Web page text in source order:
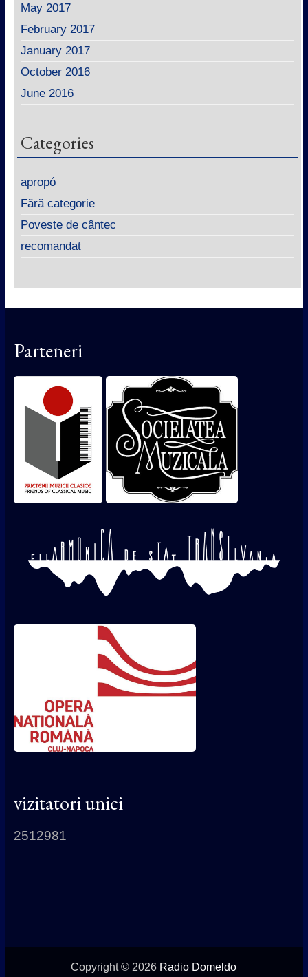
May 2017
February 2017
January 2017
October 2016
June 2016
Categories
apropó
Fără categorie
Poveste de cântec
recomandat
Parteneri
vizitatori unici
2512981
Copyright © 2026 Radio Domeldo